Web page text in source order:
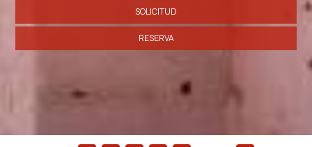
SOLICITUD
RESERVA